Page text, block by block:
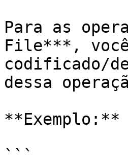
Para as
File***,
codificado/
dessa
**Exemplo:**